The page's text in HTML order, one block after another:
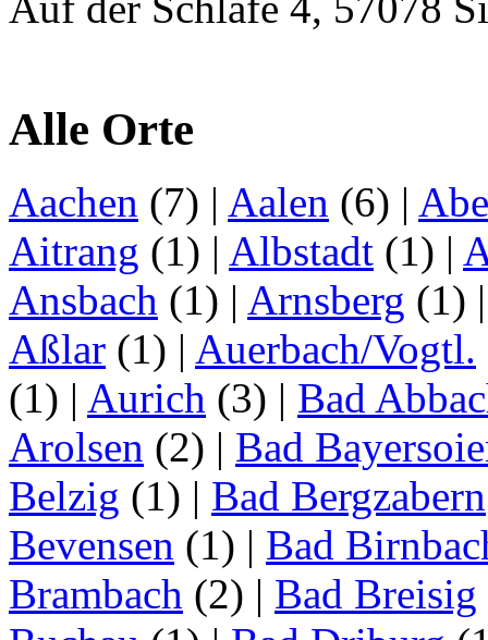
Alle Orte
Aachen (7) | Aalen (6) |
Aitrang (1) | Albstadt (1) |
Ansbach (1) | Arnsberg (1)
Aßlar (1) | Auerbach/Vogtl.
(1) | Aurich (3) | Bad
Arolsen (2) | Bad
Belzig (1) | Bad Bergzabern
Bevensen (1) | Bad
Brambach (2) | Bad Breisig